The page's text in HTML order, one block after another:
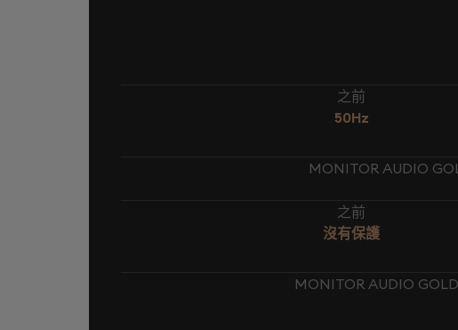
之前
50Hz
MONITOR AUDIO
之前
沒有保護
MONITOR AUDIO